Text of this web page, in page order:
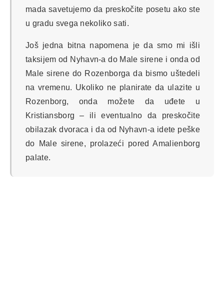
mada savetujemo da preskočite posetu ako ste
u gradu svega nekoliko sati.
Još jedna bitna napomena je da smo mi išli
taksijem od Nyhavn-a do Male sirene i onda od
Male sirene do Rozenborga da bismo uštedeli
na vremenu. Ukoliko ne planirate da ulazite u
Rozenborg, onda možete da uđete u
Kristiansborg – ili eventualno da preskočite
obilazak dvoraca i da od Nyhavn-a idete peške
do Male sirene, prolazeći pored Amalienborg
palate.